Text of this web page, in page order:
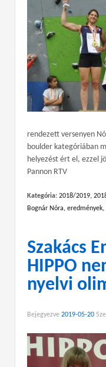
rendezett versenyen
boulder kategóriában
helyezést ért el, ezzel
Pannon RTV
Kategória: 2018/2019,
Bognár Nóra, eredmények,
Szakács
HIPPO
nyelvi
Bejegyezve 2019-05-20